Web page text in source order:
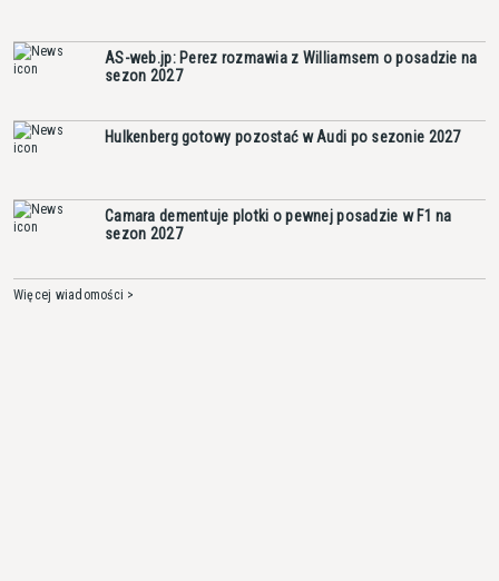
AS-web.jp: Perez rozmawia z Williamsem o posadzie na
sezon 2027
Hulkenberg gotowy pozostać w Audi po sezonie 2027
Camara dementuje plotki o pewnej posadzie w F1 na
sezon 2027
Więcej wiadomości >